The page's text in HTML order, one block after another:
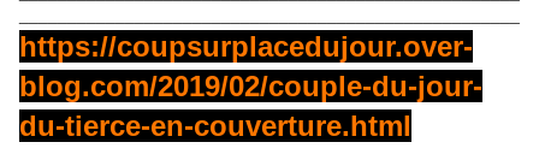
https://coupsurplacedujour.over-
blog.com/2019/02/couple-du-jour-
du-tierce-en-couverture.html